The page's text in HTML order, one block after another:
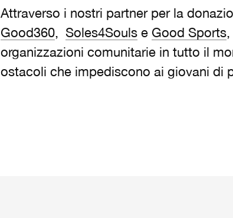
Attraverso i nostri partner per la
Good360, Soles4Soulse Good Sports,
organizzazioni comunitarie in tutto il
ostacoli che impediscono ai giovani di